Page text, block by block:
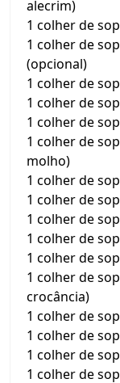
alecrim)
1 colher de
1 colher de
(opcional)
1 colher de
1 colher de
1 colher de
1 colher de
molho)
1 colher de
1 colher de
1 colher de
1 colher de
1 colher de
1 colher de
crocância)
1 colher de
1 colher de
1 colher de
1 colher de